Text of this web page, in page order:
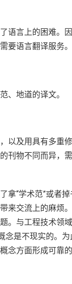
语言上的困难。
要语言翻译服务。
、地道的译文。
以及用具有多重
刊物不同而异，
拿“学术范”或者
来交流上的麻烦
。与工程技术领
念是不现实的。
念方面形成可靠的